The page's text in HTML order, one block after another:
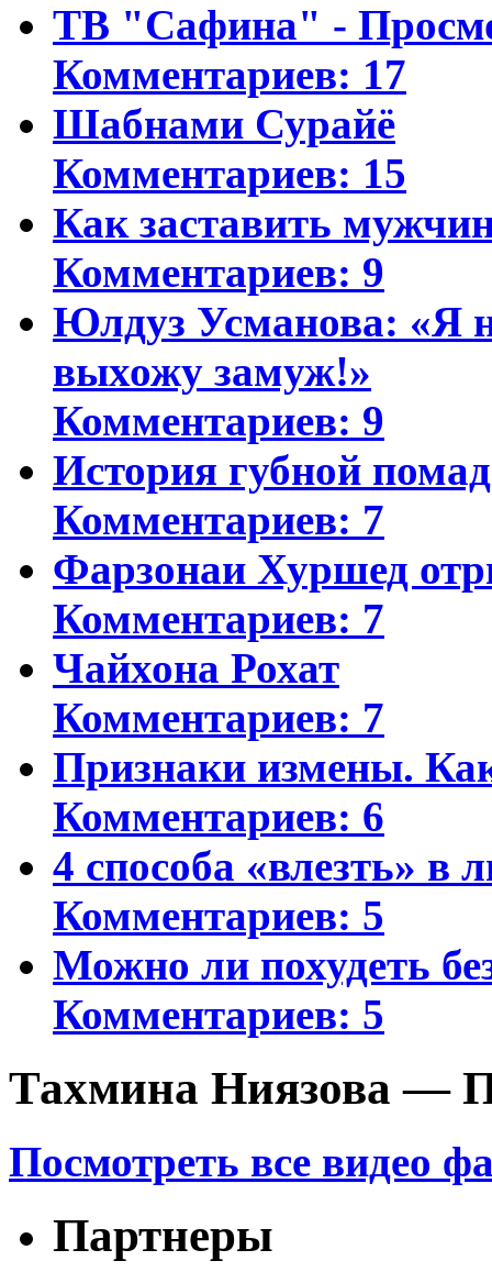
ТВ "Сафина" -
Комментариев: 17
Шабнами Сурайё
Комментариев: 15
Как заставить
Комментариев: 9
Юлдуз Усманова: «Я
выхожу замуж!»
Комментариев: 9
История губной
Комментариев: 7
Фарзонаи Хуршед
Комментариев: 7
Чайхона Рохат
Комментариев: 7
Признаки измены.
Комментариев: 6
4 способа «влезть» в
Комментариев: 5
Можно ли похудеть
Комментариев: 5
Тахмина Ниязова —
Посмотреть все видео
Партнеры